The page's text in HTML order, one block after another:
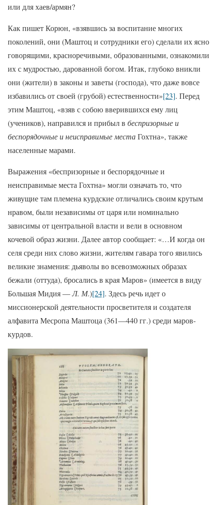
или для хаев/армян?
Как пишет Корюн, «взявшись за воспитание многих
поколений, они (Маштоц и сотрудники его) сделали их ясно
говорящими, красноречивыми, образованными, ознакомили
их с мудростью, дарованной богом. Итак, глубоко вникли
они (жители) в законы и заветы (господа), что даже вовсе
избавились от своей (грубой) естественности»[23]. Перед
этим Маштоц, «взяв с собою вверившихся ему лиц
(учеников), направился и прибыл в беспризорные и
беспорядочные и неисправимые местаГохтна», также
населенные марами.
Выражения «беспризорные и беспорядочные и
неисправимые места Гохтна» могли означать то, что
живущие там племена курдские отличались своим крутым
нравом, были независимы от царя или номинально
зависимы от центральной власти и вели в основном
кочевой образ жизни. Далее автор сообщает: «…И когда он
селя среди них слово жизни, жителям гавара того явились
великие знамения: дьяволы во всевозможных образах
бежали (оттуда), бросались в края Маров» (имеется в виду
Большая Мидия —Л. М.)[24]. Здесь речь идет о
миссионерской деятельности просветителя и создателя
алфавита Месропа Маштоца (361—440 гг.) среди маров-
курдов.